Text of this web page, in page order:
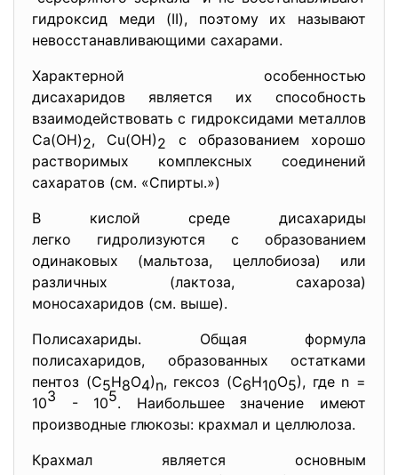
гидроксид меди (II), поэтому их называют
невосстанавливающими сахарами.
Характерной особенностью
дисахаридов является их способность
взаимодействовать с гидроксидами металлов
Са(ОН)2, Сu(ОН)2 с образованием хорошо
растворимых комплексных соединений
сахаратов (см. «Спирты.»)
В кислой среде дисахариды
легко гидролизуются с образованием
одинаковых (мальтоза, целлобиоза) или
различных (лактоза, сахароза)
моносахаридов (см. выше).
Полисахариды. Общая формула
полисахаридов, образованных остатками
пентоз (C5H8О4)n, гексоз (C6H10О5), где n =
103 - 105. Наибольшее значение имеют
производные глюкозы: крахмал и целлюлоза.
Крахмал является основным